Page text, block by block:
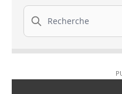
Recherche